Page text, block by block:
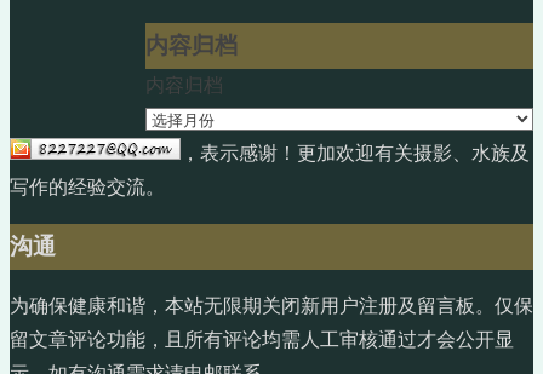
内容归档
内容归档
，表示感谢！更加欢迎有关摄影、水族及
写作的经验交流。
沟通
为确保健康和谐，本站无限期关闭新用户注册及留言板。仅保
留文章评论功能，且所有评论均需人工审核通过才会公开显